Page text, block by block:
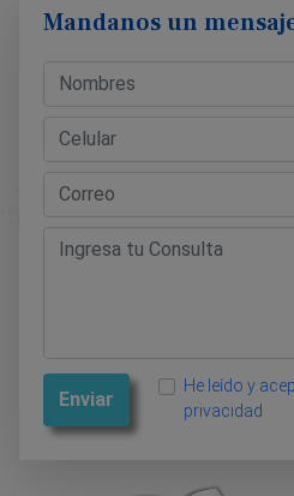
Mandanos un
Enviar
He leído y
privacidad